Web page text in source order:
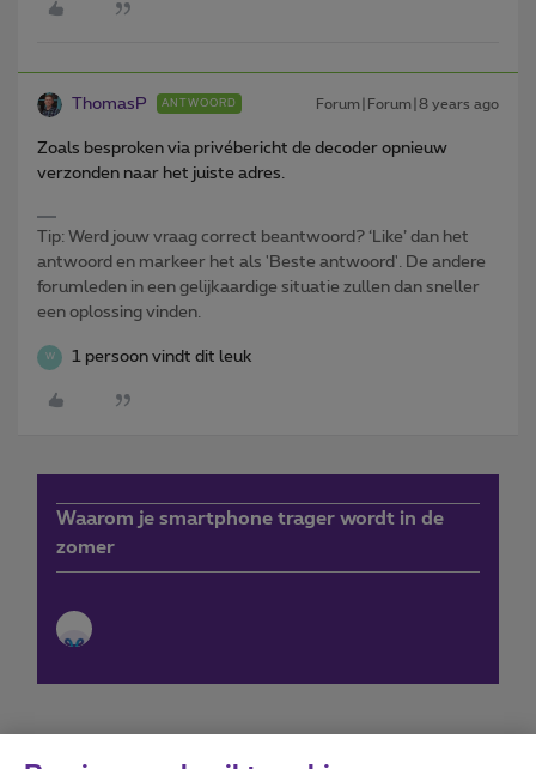
ThomasP ANTWOORD Forum|Forum|8 years ago
Zoals besproken via privébericht de decoder opnieuw
verzonden naar het juiste adres.
Tip: Werd jouw vraag correct beantwoord? ‘Like’ dan het
antwoord en markeer het als 'Beste antwoord'. De andere
forumleden in een gelijkaardige situatie zullen dan sneller
een oplossing vinden.
W 1 persoon vindt dit leuk
Waarom je smartphone trager wordt in de
zomer